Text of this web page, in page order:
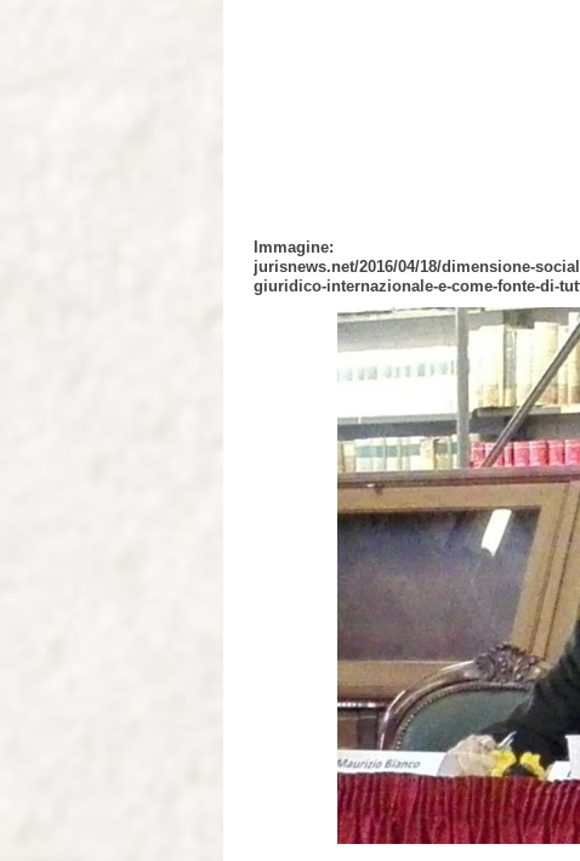
Immagine:
jurisnews.net/2016/04/18/dimensione-
giuridico-internazionale-e-come-fonte-di-